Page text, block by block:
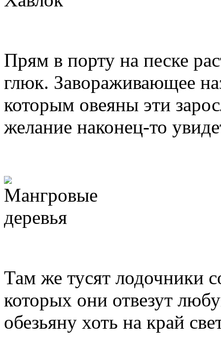
Прям в порту на песке
глюк. Завораживающее
которым овеяны эти
желание наконец-то
Там же тусят лодочники
которых они отвезут
обезьяну хоть на край